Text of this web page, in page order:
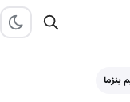
بنزما